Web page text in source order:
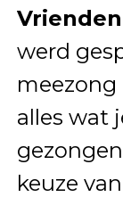
werd
alles wat
keuze